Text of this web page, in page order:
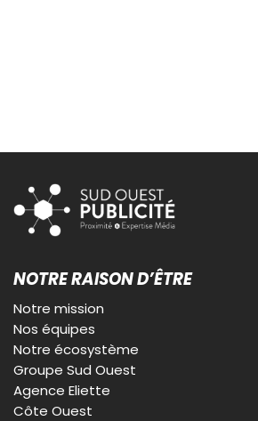
NOTRE RAISON D’ÊTRE
Notre mission
Nos équipes
Notre écosystème
Groupe Sud Ouest
Agence Eliette
Côte Ouest